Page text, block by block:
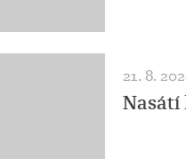
21. 8.
Nasátí